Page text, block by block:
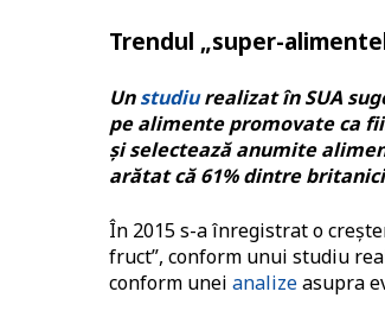
Trendul „super-
Unstudiurealizat în SUA
pe alimente promovate ca
și selectează anumite
arătat că 61% dintre
În 2015 s-a înregistrat o
fruct”, conform unui studiu
conform unei analizeasupra